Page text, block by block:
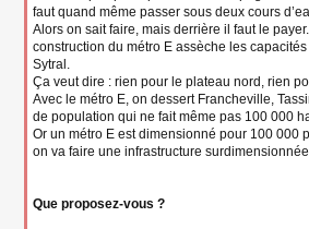
faut quand même passer sous deux cours
Alors on sait faire, mais derrière il faut le
construction du métro E assèche les capacités
Sytral.
Ça veut dire : rien pour le plateau nord, rien
Avec le métro E, on dessert Francheville,
de population qui ne fait même pas 100 000
Or un métro E est dimensionné pour 100 000
on va faire une infrastructure surdimensionnée.
Que proposez-vous ?